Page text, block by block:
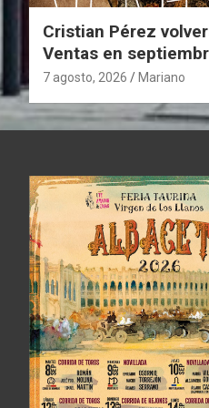
Cristian Pérez
Ventas en
7 agosto, 2026 Mariano